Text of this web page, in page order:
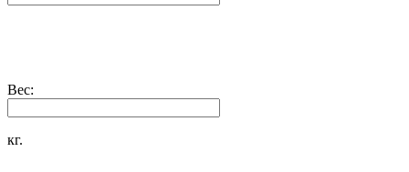
Вес:
кг.